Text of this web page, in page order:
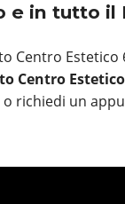
e in tutto il
Centro Estetico
Centro
richiedi un